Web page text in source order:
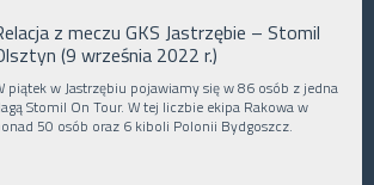
z meczu GKS Jastrzębie – Stomil
(9 września 2022 r.)
piątek w Jastrzębiu pojawiamy się w 86 osób z jedna
Stomil On Tour. W tej liczbie ekipa Rakowa w
50 osób oraz 6 kiboli Polonii Bydgoszcz.